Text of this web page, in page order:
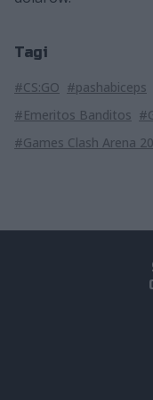
Tagi
#CS:GO #pashabiceps
#Emeritos Banditos
#Games Clash Arena